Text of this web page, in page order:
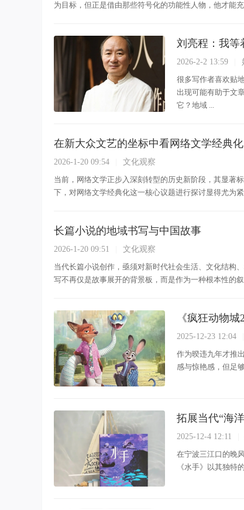
为目标，但正是借由那些符号化的功能性人物，他才能
刘亮程：我等
2026-2-2 13:59
很多写作者喜欢贴
出现可能有助于文
它？地域 ...
在新大众文艺的坐标中看网络文学经典化
2026-1-20 09:54
文化观察
当前，网络文学正步入深刻转型的历史新阶段，其显著
下，对网络文学经典化这一核心议题进行探讨显得尤为
长篇小说的地域书写与中国故事
2026-1-20 09:51
文化观察
当代长篇小说创作，亟须对新时代社会生活、文化结构
写不再仅是故事展开的背景板，而是作为一种根本性的
《疯狂动物
2025-12-23 12:04
作为暌违九年才推
感与惊艳感，但足
拓展当代“海
2025-12-4 12:11
在宁波三江口的晚
《水手》以其独特